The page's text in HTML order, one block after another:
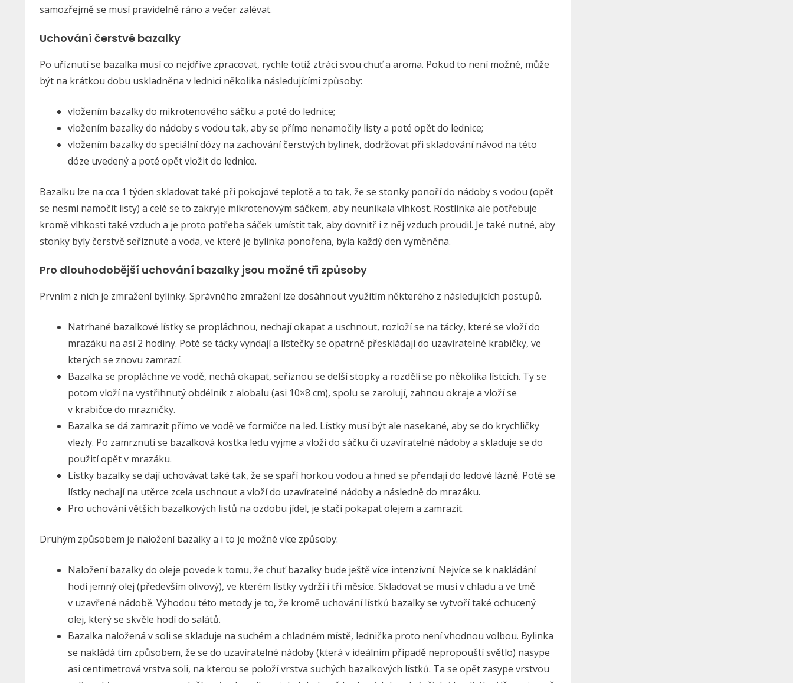
samozřejmě se musí pravidelně ráno a večer zalévat.
Uchování čerstvé bazalky
Po uříznutí se bazalka musí co nejdříve zpracovat, rychle totiž ztrácí svou chuť a aroma. Pokud to není možné, může
být na krátkou dobu uskladněna v lednici několika následujícími způsoby:
vložením bazalky do mikrotenového sáčku a poté do lednice;
vložením bazalky do nádoby s vodou tak, aby se přímo nenamočily listy a poté opět do lednice;
vložením bazalky do speciální dózy na zachování čerstvých bylinek, dodržovat při skladování návod na této
dóze uvedený a poté opět vložit do lednice.
Bazalku lze na cca 1 týden skladovat také při pokojové teplotě a to tak, že se stonky ponoří do nádoby s vodou (opět
se nesmí namočit listy) a celé se to zakryje mikrotenovým sáčkem, aby neunikala vlhkost. Rostlinka ale potřebuje
kromě vlhkosti také vzduch a je proto potřeba sáček umístit tak, aby dovnitř i z něj vzduch proudil. Je také nutné, aby
stonky byly čerstvě seříznuté a voda, ve které je bylinka ponořena, byla každý den vyměněna.
Pro dlouhodobější uchování bazalky jsou možné tři způsoby
Prvním z nich je zmražení bylinky. Správného zmražení lze dosáhnout využitím některého z následujících postupů.
Natrhané bazalkové lístky se propláchnou, nechají okapat a uschnout, rozloží se na tácky, které se vloží do
mrazáku na asi 2 hodiny. Poté se tácky vyndají a lístečky se opatrně přeskládají do uzavíratelné krabičky, ve
kterých se znovu zamrazí.
Bazalka se propláchne ve vodě, nechá okapat, seříznou se delší stopky a rozdělí se po několika lístcích. Ty se
potom vloží na vystřihnutý obdélník z alobalu (asi 10×8 cm), spolu se zarolují, zahnou okraje a vloží se
v krabičce do mrazničky.
Bazalka se dá zamrazit přímo ve vodě ve formičce na led. Lístky musí být ale nasekané, aby se do krychličky
vlezly. Po zamrznutí se bazalková kostka ledu vyjme a vloží do sáčku či uzavíratelné nádoby a skladuje se do
použití opět v mrazáku.
Lístky bazalky se dají uchovávat také tak, že se spaří horkou vodou a hned se přendají do ledové lázně. Poté se
lístky nechají na utěrce zcela uschnout a vloží do uzavíratelné nádoby a následně do mrazáku.
Pro uchování větších bazalkových listů na ozdobu jídel, je stačí pokapat olejem a zamrazit.
Druhým způsobem je naložení bazalky a i to je možné více způsoby:
Naložení bazalky do oleje povede k tomu, že chuť bazalky bude ještě více intenzivní. Nejvíce se k nakládání
hodí jemný olej (především olivový), ve kterém lístky vydrží i tři měsíce. Skladovat se musí v chladu a ve tmě
v uzavřené nádobě. Výhodou této metody je to, že kromě uchování lístků bazalky se vytvoří také ochucený
olej, který se skvěle hodí do salátů.
Bazalka naložená v soli se skladuje na suchém a chladném místě, lednička proto není vhodnou volbou. Bylinka
se nakládá tím způsobem, že se do uzavíratelné nádoby (která v ideálním případě nepropouští světlo) nasype
asi centimetrová vrstva soli, na kterou se položí vrstva suchých bazalkových lístků. Ta se opět zasype vrstvou